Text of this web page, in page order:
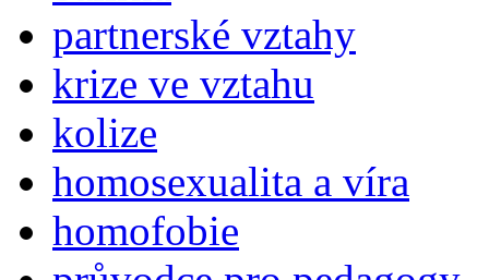
partnerské vztahy
krize ve vztahu
kolize
homosexualita a víra
homofobie